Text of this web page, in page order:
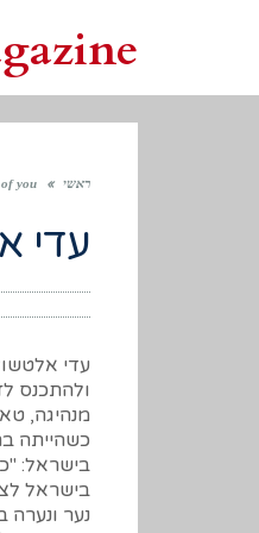
ראשי »
you
עדי
עדי
ולהתכנס
בישראל:
בישראל
נער